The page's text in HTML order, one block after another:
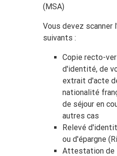
(MSA)
Vous devez scanner
suivants :
Copie recto-
d'identité, de
extrait d'acte
nationalité
de séjour en
autres cas
Relevé
ou d'épargne
Attestation de